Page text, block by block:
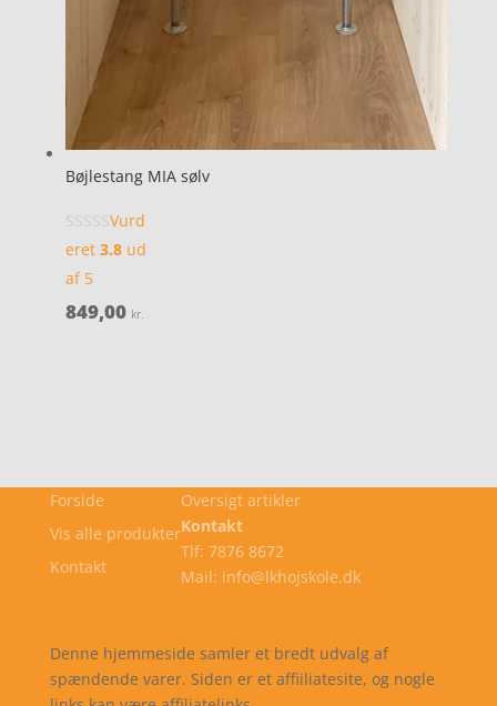
Bøjlestang MIA sølv
Vurd
eret 3.8ud
af 5
849,00 kr.
Forside
Vis alle produkter
Kontakt
Oversigt artikler
Kontakt
Tlf: 7876 8672
Mail: info@lkhojskole.dk
Denne hjemmeside samler et bredt udvalg af
spændende varer. Siden er et affiiliatesite, og nogle